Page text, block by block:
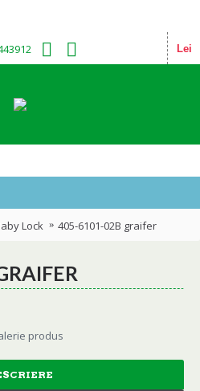
Lei
Lock 405-6101-02B graifer
produs